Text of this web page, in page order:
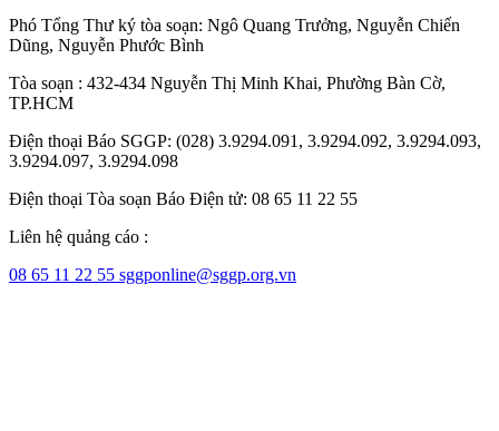
Phó Tổng Thư ký tòa soạn: Ngô Quang Trưởng, Nguyễn Chiến
Dũng, Nguyễn Phước Bình
Tòa soạn : 432-434 Nguyễn Thị Minh Khai, Phường Bàn Cờ,
TP.HCM
Điện thoại Báo SGGP: (028) 3.9294.091, 3.9294.092, 3.9294.093,
3.9294.097, 3.9294.098
Điện thoại Tòa soạn Báo Điện tử: 08 65 11 22 55
Liên hệ quảng cáo :
08 65 11 22 55 sggponline@sggp.org.vn